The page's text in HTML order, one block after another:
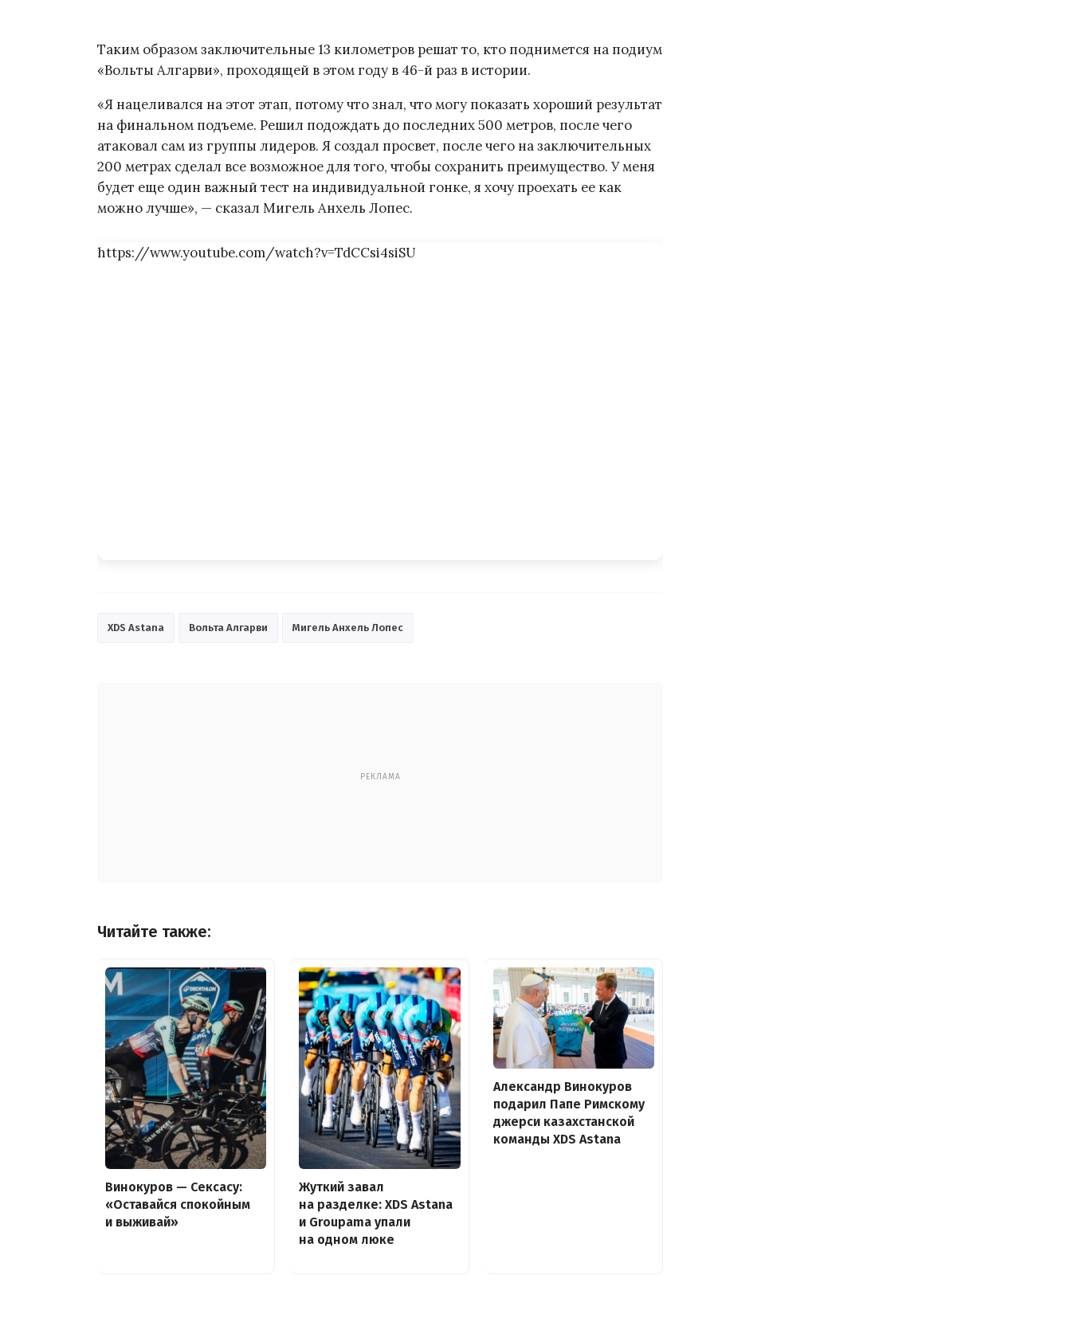
Таким образом заключительные 13 километров решат то, кто поднимется на подиум
«Вольты Алгарви», проходящей в этом году в 46-й раз в истории.
«Я нацеливался на этот этап, потому что знал, что могу показать хороший результат
на финальном подъеме. Решил подождать до последних 500 метров, после чего
атаковал сам из группы лидеров. Я создал просвет, после чего на заключительных
200 метрах сделал все возможное для того, чтобы сохранить преимущество. У меня
будет еще один важный тест на индивидуальной гонке, я хочу проехать ее как
можно лучше», — сказал Мигель Анхель Лопес.
https://www.youtube.com/watch?v=TdCCsi4siSU
XDS Astana Вольта Алгарви Мигель Анхель Лопес
РЕКЛАМА
Читайте также:
Винокуров — Сексасу:
«Оставайся спокойным
и выживай»
Жуткий завал
на разделке: XDS Astana
и Groupama упали
на одном люке
Александр Винокуров
подарил Папе Римскому
джерси казахстанской
команды XDS Astana